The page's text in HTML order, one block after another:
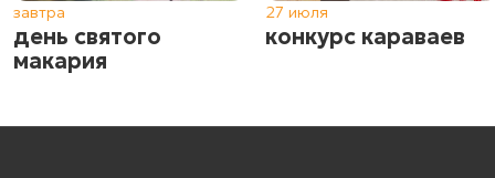
завтра
день святого
макария
27 июля
конкурс караваев